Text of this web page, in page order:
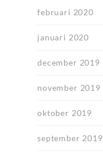
februari 2020
januari 2020
december 2019
november 2019
oktober 2019
september 2019